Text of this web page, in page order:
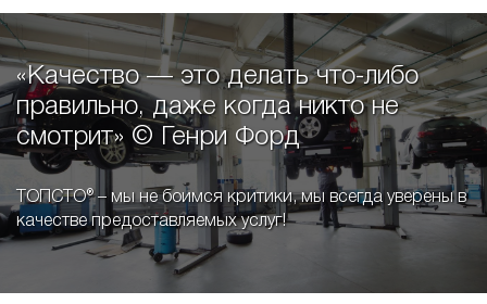
«Качество — это делать что-либо
правильно, даже когда никто не
смотрит» © Генри Форд
ТОПСТО® – мы не боимся критики, мы всегда уверены в
качестве предоставляемых услуг!